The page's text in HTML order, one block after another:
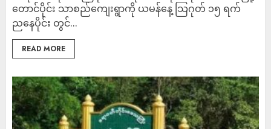
တောင်ပိုင်း သာစည်ကျေးရွာကို ယမန်နေ့ သြဂုတ် ၁၅ ရက်
ညနေပိုင်း တွင်...
READ MORE